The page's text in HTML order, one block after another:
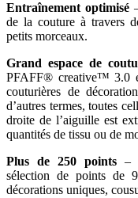
Entraînement optimisé
de la couture à travers
petits morceaux.
Grand espace de
PFAFF® creative™ 3.0
couturières de
d’autres termes, toutes
droite de l’aiguille est
quantités de tissu ou de
Plus de 250 points –
sélection de points de
décorations uniques,